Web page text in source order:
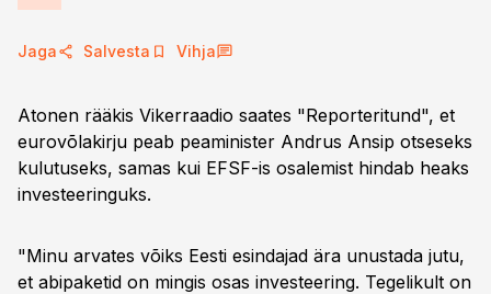
Jaga Salvesta Vihja
Atonen rääkis Vikerraadio saates "Reporteritund", et
eurovõlakirju peab peaminister Andrus Ansip otseseks
kulutuseks, samas kui EFSF-is osalemist hindab heaks
investeeringuks.
"Minu arvates võiks Eesti esindajad ära unustada jutu,
et abipaketid on mingis osas investeering. Tegelikult on